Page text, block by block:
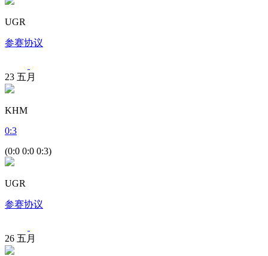
UGR
参赛协议
23 五月
KHM
0:3
(0:0 0:0 0:3)
UGR
参赛协议
26 五月